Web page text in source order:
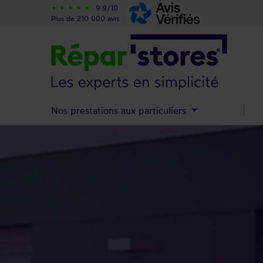
star_rate star_rate star_rate star_rate star_rate
9.9/10
Plus de 210 000 avis
Nos prestations aux particuliers